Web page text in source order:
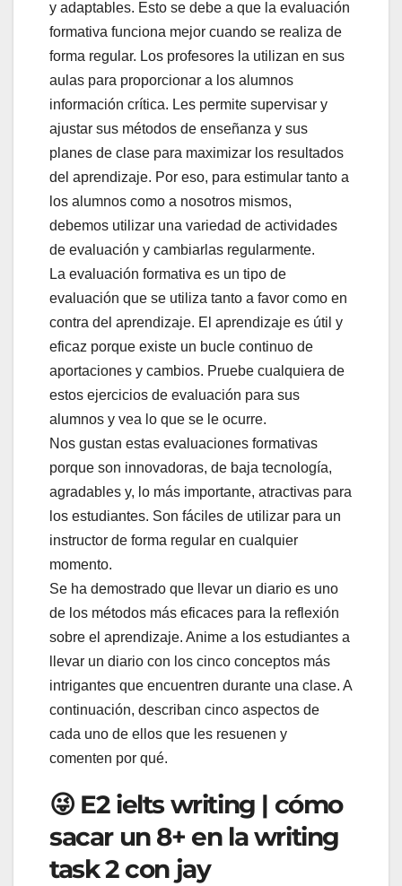
y adaptables. Esto se debe a que la evaluación
formativa funciona mejor cuando se realiza de
forma regular. Los profesores la utilizan en sus
aulas para proporcionar a los alumnos
información crítica. Les permite supervisar y
ajustar sus métodos de enseñanza y sus
planes de clase para maximizar los resultados
del aprendizaje. Por eso, para estimular tanto a
los alumnos como a nosotros mismos,
debemos utilizar una variedad de actividades
de evaluación y cambiarlas regularmente.
La evaluación formativa es un tipo de
evaluación que se utiliza tanto a favor como en
contra del aprendizaje. El aprendizaje es útil y
eficaz porque existe un bucle continuo de
aportaciones y cambios. Pruebe cualquiera de
estos ejercicios de evaluación para sus
alumnos y vea lo que se le ocurre.
Nos gustan estas evaluaciones formativas
porque son innovadoras, de baja tecnología,
agradables y, lo más importante, atractivas para
los estudiantes. Son fáciles de utilizar para un
instructor de forma regular en cualquier
momento.
Se ha demostrado que llevar un diario es uno
de los métodos más eficaces para la reflexión
sobre el aprendizaje. Anime a los estudiantes a
llevar un diario con los cinco conceptos más
intrigantes que encuentren durante una clase. A
continuación, describan cinco aspectos de
cada uno de ellos que les resuenen y
comenten por qué.
😜 E2 ielts writing | cómo
sacar un 8+ en la writing
task 2 con jay